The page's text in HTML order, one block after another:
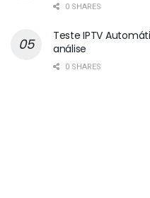
0 SHARES
Teste IPTV
análise
0 SHARES